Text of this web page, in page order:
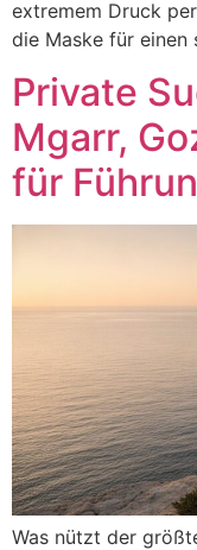
extremem Druck
die Maske für einen
Private
Mgarr,
für
Was nützt der